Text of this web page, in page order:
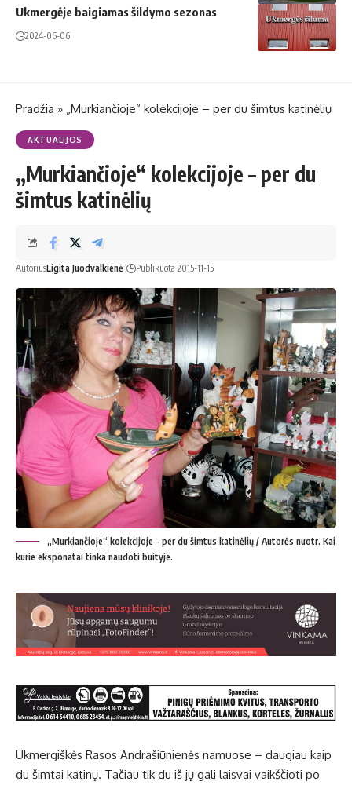
Ukmergėje baigiamas šildymo sezonas
2024-06-06
Pradžia » „Murkiančioje“ kolekcijoje – per du šimtus katinėlių
AKTUALIJOS
„Murkiančioje“ kolekcijoje – per du
šimtus katinėlių
AutoriusLigita Juodvalkienė Publikuota 2015-11-15
„Murkiančioje“ kolekcijoje – per du šimtus katinėlių / Autorės nuotr. Kai
kurie eksponatai tinka naudoti buityje.
Uk­mer­giš­kės Ra­sos An­dra­šiū­nie­nės na­muo­se – dau­giau kaip
du šim­tai ka­ti­nų. Ta­čiau tik du iš jų ga­li lais­vai vaikš­čio­ti po